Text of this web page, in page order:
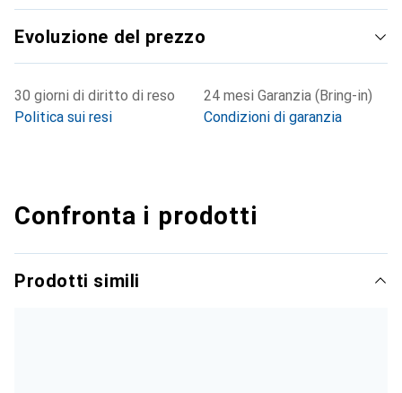
Evoluzione del prezzo
30 giorni di diritto di reso
Politica sui resi
24 mesi Garanzia (Bring-in)
Condizioni di garanzia
Confronta i prodotti
Prodotti simili